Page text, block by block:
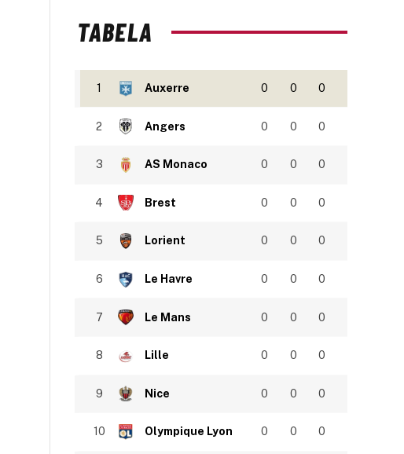
TABELA
1 Auxerre 0 0 0
2 Angers 0 0 0
3 AS Monaco 0 0 0
4 Brest 0 0 0
5 Lorient 0 0 0
6 Le Havre 0 0 0
7 Le Mans 0 0 0
8 Lille 0 0 0
9 Nice 0 0 0
10 Olympique Lyon 0 0 0